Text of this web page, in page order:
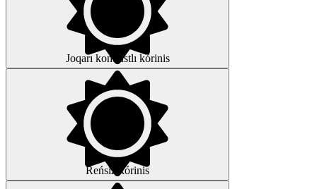
Joqarı kontrastlı kórinis
Reńsiz kórinis